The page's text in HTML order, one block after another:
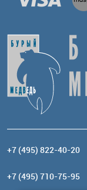
+7 (495) 822-40-20
+7 (495) 710-75-95